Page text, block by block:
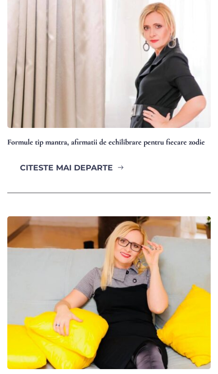
Formule tip mantra, afirmatii de echilibrare pentru fiecare zodie
CITESTE MAI DEPARTE